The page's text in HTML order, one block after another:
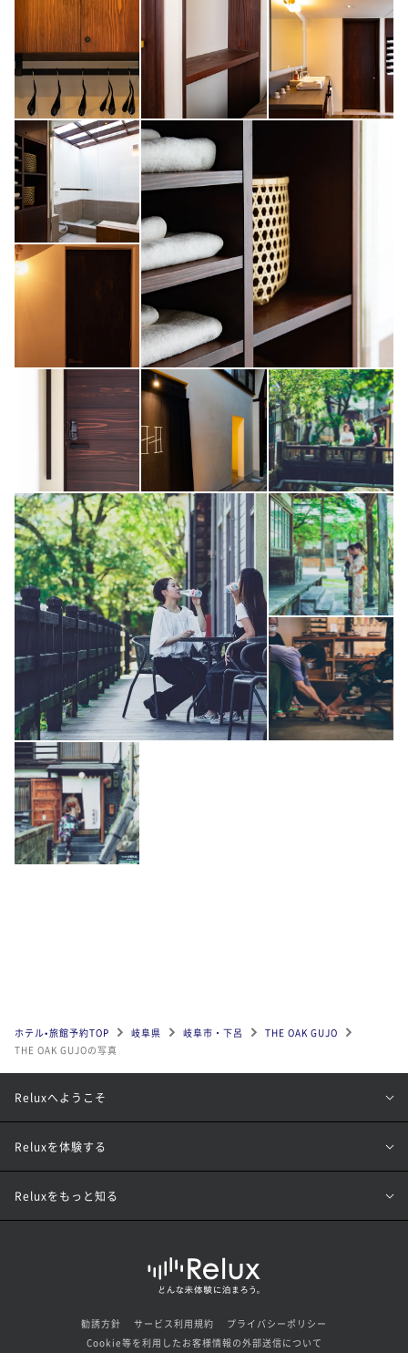
ホテル•旅館予約TOP 岐阜県 岐阜市・下呂
THE OAK GUJO
THE OAK GUJOの写真
Reluxへようこそ
Reluxを体験する
Reluxをもっと知る
勧誘方針 サービス利用規約
プライバシーポリシー
Cookie等を利用したお客様情報の外部送信について